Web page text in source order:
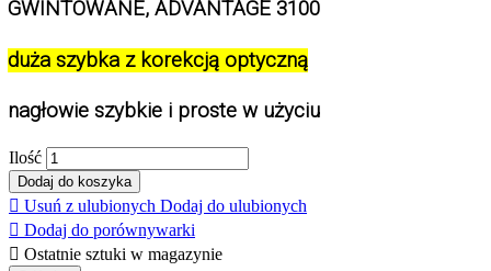
GWINTOWANE, ADVANTAGE 3100
duża szybka z korekcją optyczną
nagłowie szybkie i proste w użyciu
Ilość
Dodaj do koszyka
 Usuń z ulubionych Dodaj do ulubionych
 Dodaj do porównywarki
 Ostatnie sztuki w magazynie